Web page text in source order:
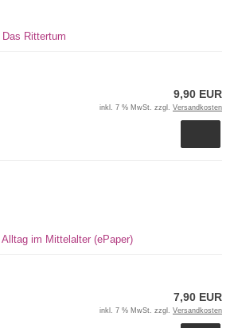
Rittertum
9,90 EUR
inkl. 7 % MwSt. zzgl. Versandkosten
im Mittelalter (ePaper)
7,90 EUR
inkl. 7 % MwSt. zzgl. Versandkosten